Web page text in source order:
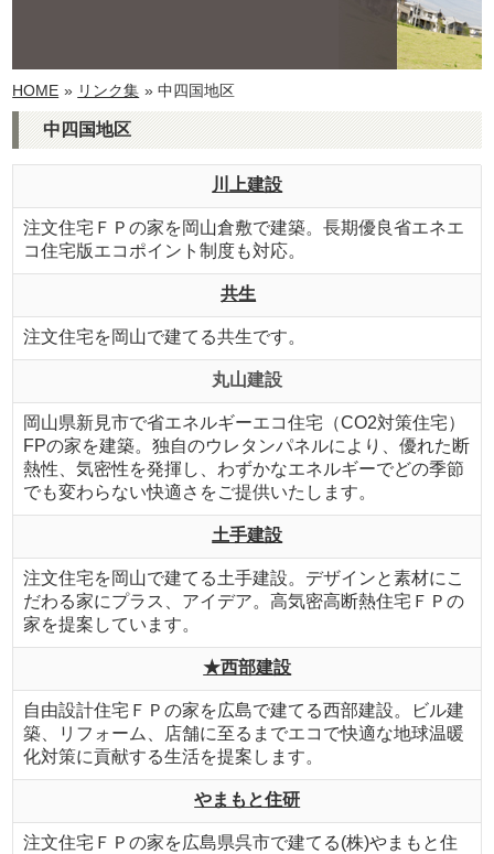
HOME » リンク集 » 中四国地区
中四国地区
川上建設
注文住宅ＦＰの家を岡山倉敷で建築。長期優良省エネエ
コ住宅版エコポイント制度も対応。
共生
注文住宅を岡山で建てる共生です。
丸山建設
岡山県新見市で省エネルギーエコ住宅（CO2対策住宅）
FPの家を建築。独自のウレタンパネルにより、優れた断
熱性、気密性を発揮し、わずかなエネルギーでどの季節
でも変わらない快適さをご提供いたします。
土手建設
注文住宅を岡山で建てる土手建設。デザインと素材にこ
だわる家にプラス、アイデア。高気密高断熱住宅ＦＰの
家を提案しています。
★西部建設
自由設計住宅ＦＰの家を広島で建てる西部建設。ビル建
築、リフォーム、店舗に至るまでエコで快適な地球温暖
化対策に貢献する生活を提案します。
やまもと住研
注文住宅ＦＰの家を広島県呉市で建てる(株)やまもと住